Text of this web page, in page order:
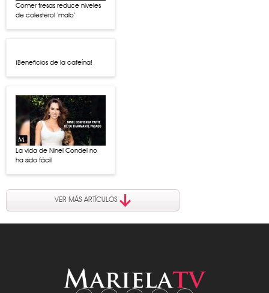
Comer fresas reduce niveles
de colesterol ‘malo’
¡Beneficios de la cafeína!
La vida de Ninel Condel no
ha sido fácil
VER MÁS ARTÍCULOS